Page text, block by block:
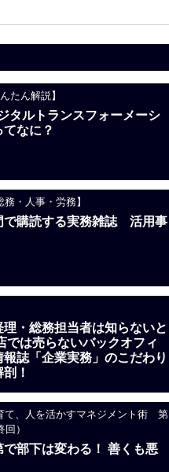
たん解説】
タルトランスフォーメーシ
てなに？
務・人事・労務】
で購読する実務雑誌 活用事
理・総務担当者は知らないと
では売らないバックオフィ
報誌「企業実務」のこだわり
！
て、人を活かすマネジメント術 第
）
で部下は変わる！ 善くも悪